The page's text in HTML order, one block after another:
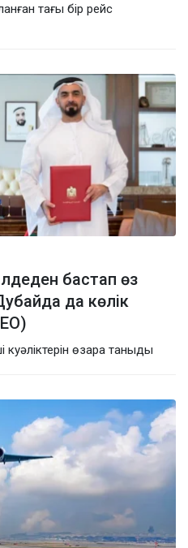
тағы бір рейс
бастап өз
да көлік
өзара таныды